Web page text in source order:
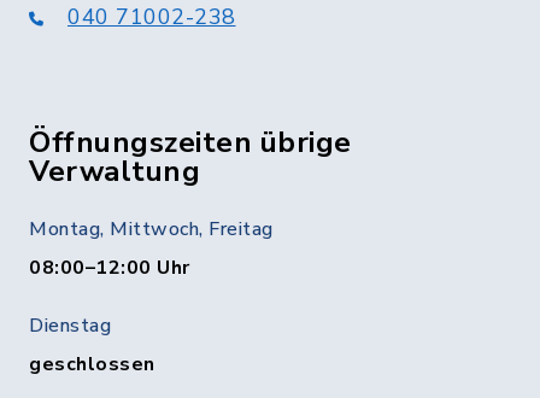
040 71002-238
Öffnungszeiten übrige
Verwaltung
Montag, Mittwoch, Freitag
08:00–12:00 Uhr
Dienstag
geschlossen